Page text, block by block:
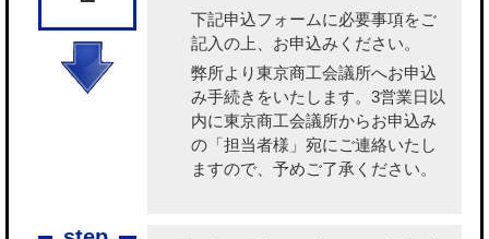
下記申込フォームに必要事項をご
記入の上、お申込みください。
弊所より東京商工会議所へお申込
み手続きをいたします。3営業日以
内に東京商工会議所からお申込み
の「担当者様」宛にご連絡いたし
ますので、予めご了承ください。